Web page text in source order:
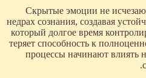
Скрытые эмоции не
недрах сознания, создавая
который долгое время
теряет способность к
процессы начинают влиять